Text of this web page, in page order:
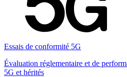
Essais de conformité 5G
Évaluation réglementaire et de
5G et hérités